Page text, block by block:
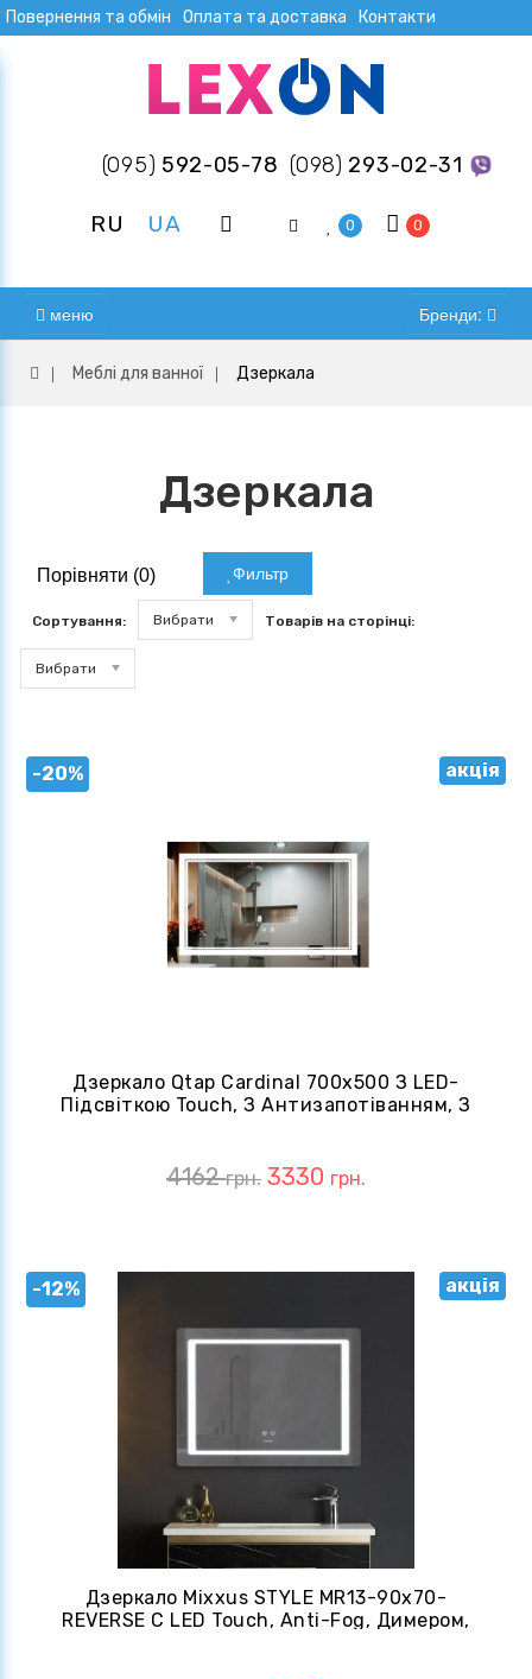
Повернення та обмін Оплата та доставка Контакти
(095) 592-05-78 (098) 293-02-31
RU UA 0 0
меню Бренди:
Меблі для ванної Дзеркала
Дзеркала
Порівняти (0) Фильтр
Сортування: Вибрати Товарів на сторінці:
Вибрати
-20% акція
Дзеркало Qtap Cardinal 700х500 З LED-
Підсвіткою Touch, З Антизапотіванням, З
4162грн. 3330 грн.
-12% акція
Дзеркало Mixxus STYLE MR13-90x70-
REVERSE С LED Touch, Anti-Fog, Димером,